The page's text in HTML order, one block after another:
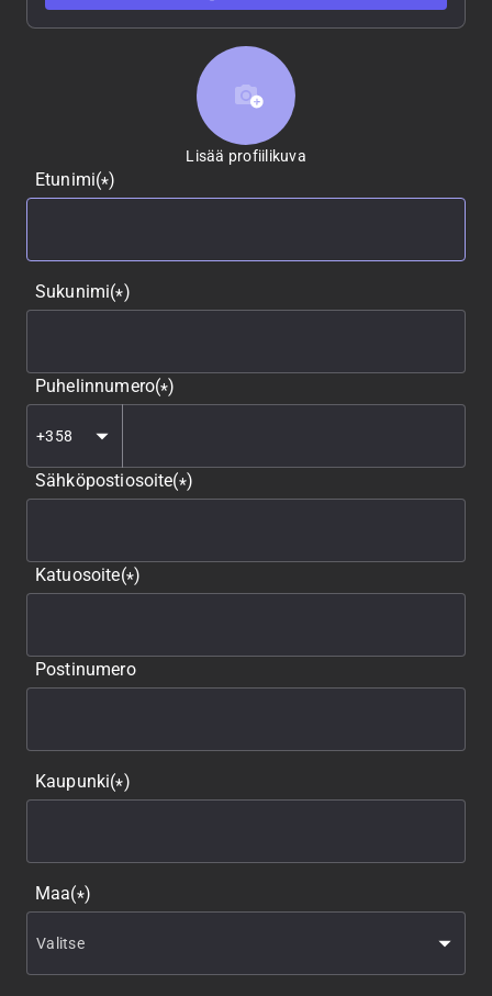
Lisää profiilikuva
Lisää profiilikuva
Etunimi(*)
Sukunimi(*)
Puhelinnumero(*)
Sähköpostiosoite(*)
Katuosoite(*)
Postinumero
Kaupunki(*)
Maa(*)